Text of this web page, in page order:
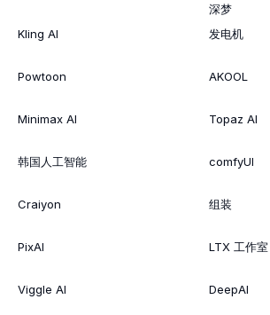
Kling AI
Powtoon
Minimax AI
韩国人工智能
Craiyon
PixAI
Viggle AI
深梦
发电机
AKOOL
Topaz AI
comfyUI
组装
LTX 工作室
DeepAI